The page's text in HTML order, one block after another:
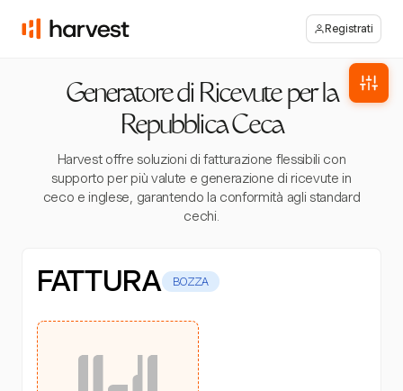
Registrati
Generatore di Ricevute per la
Repubblica Ceca
Harvest offre soluzioni di fatturazione flessibili con
supporto per più valute e generazione di ricevute in
ceco e inglese, garantendo la conformità agli standard
cechi.
FATTURA BOZZA